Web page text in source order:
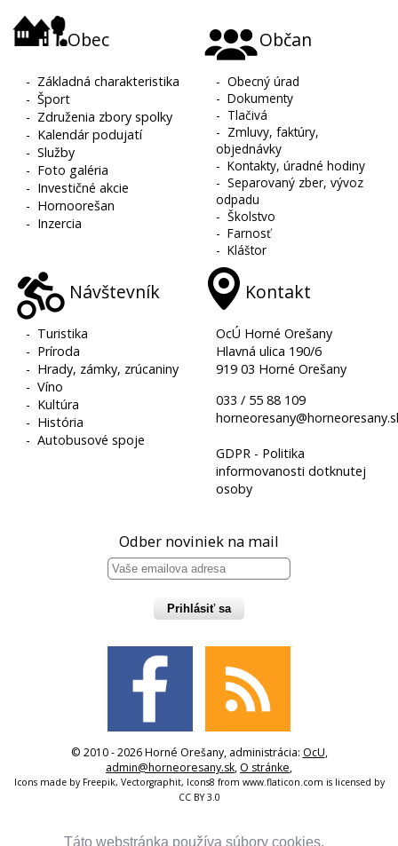
Táto webstránka používa súbory cookies.
Obec
- Základná charakteristika
-Šport
- Združenia zbory spolky
- Kalendár podujatí
-Služby
- Foto galéria
- Investičné akcie
- Hornoorešan
- Inzercia
Občan
-Obecný úrad
-Dokumenty
- Tlačivá
- Zmluvy, faktúry,
objednávky
-Kontakty, úradné hodiny
-Separovaný zber, vývoz
odpadu
-Školstvo
-Farnosť
-Kláštor
Návštevník
- Turistika
- Príroda
- Hrady, zámky, zrúcaniny
-Víno
- Kultúra
- História
-Autobusové spoje
Kontakt
OcÚ Horné Orešany
Hlavná ulica 190/6
919 03 Horné Orešany
033 / 55 88 109
GDPR - Politika
informovanosti dotknutej
osoby
Odber noviniek na mail
Prihlásiť sa
© 2010 - 2026 Horné Orešany, administrácia: OcU,
admin@horneoresany.sk, O stránke,
Icons made by Freepik, Vectorgraphit, Icons8 from www.flaticon.com is licensed by
CC BY 3.0